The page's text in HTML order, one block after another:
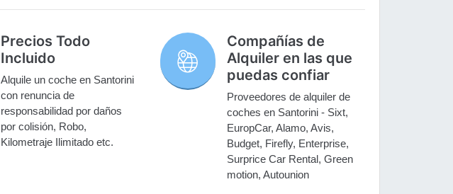
Precios Todo
Incluido
Alquile un coche en Santorini
con renuncia de
responsabilidad por daños
por colisión, Robo,
Kilometraje Ilimitado etc.
Compañías de
Alquiler en las que
puedas confiar
Proveedores de alquiler de
coches en Santorini - Sixt,
EuropCar, Alamo, Avis,
Budget, Firefly, Enterprise,
Surprice Car Rental, Green
motion, Autounion